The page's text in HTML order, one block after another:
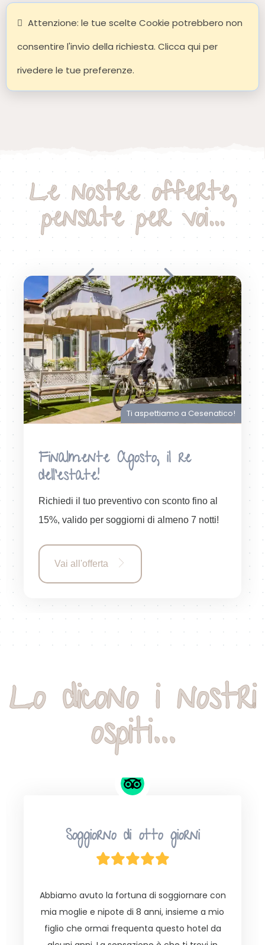
Attenzione: le tue scelte Cookie potrebbero non
consentire l'invio della richiesta. Clicca qui per
rivedere le tue preferenze.
Le nostre offerte,
pensate per voi...
Ti aspettiamo a Cesenatico!
Finalmente Agosto, il re
dell’estate!
Richiedi il tuo preventivo con sconto fino al
15%, valido per soggiorni di almeno 7 notti!
Vai all'offerta
Lo dicono i nostri
ospiti...
Soggiorno perfetto
Abbiamo soggiornato in questo hotel io e
una amica con i rispettivi figli di 6 anni. Hotel
non molto grande, ma è una piccola perla